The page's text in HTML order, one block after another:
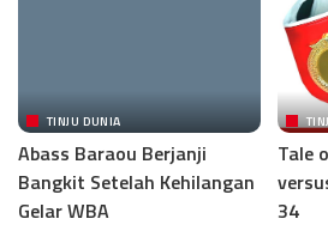
TINJU DUNIA
Abass Baraou Berjanji
Bangkit Setelah Kehilangan
Gelar WBA
Tale
34